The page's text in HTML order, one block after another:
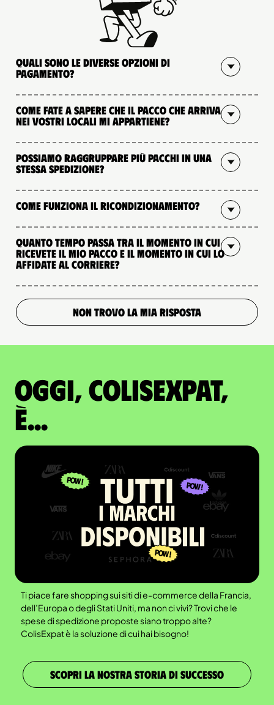
Quali sono le diverse opzioni di
pagamento?
Come fate a sapere che il pacco che arriva
nei vostri locali mi appartiene?
Possiamo raggruppare più pacchi in una
stessa spedizione?
Come funziona il ricondizionamento?
Quanto tempo passa tra il momento in cui
ricevete il mio pacco e il momento in cui lo
affidate al corriere?
NON TROVO LA MIA RISPOSTA
Oggi, ColisExpat,
è...
Ti piace fare shopping sui siti di e-commerce della Francia,
dell’Europa o degli Stati Uniti, ma non ci vivi? Trovi che le
spese di spedizione proposte siano troppo alte?
ColisExpat è la soluzione di cui hai bisogno!
SCOPRI LA NOSTRA STORIA DI SUCCESSO